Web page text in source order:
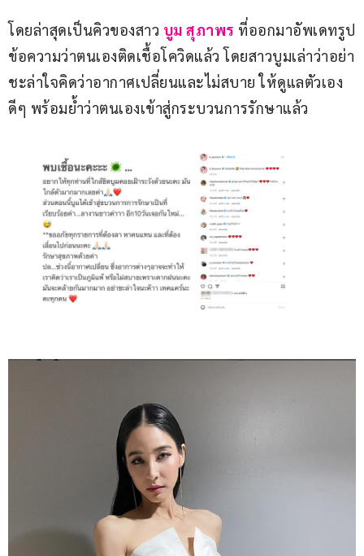
โดยล่าสุดเป็นคิวของสาว บูม สุภาพร ที่ออกมาอัพเดทรูป
ข้อความว่าตนเองติดเชื้อโควิดแล้ว โดยสาวบูมเล่าว่าอย่า
ชะล่าใจคิดว่าอากาศเปลี่ยนและไม่สบาย ให้ดูแลตัวเอง
ดีๆ พร้อมย้ำว่าตนเองเข้าสู่กระบวนการรักษาแล้ว